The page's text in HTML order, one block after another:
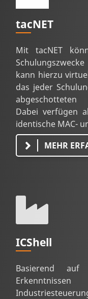
tacNET
Mit tacNET
kann hierzu
das jeder
abgeschotteten
Dabei verfügen
identische MAC-
MEHR
ICShell
Basierend auf